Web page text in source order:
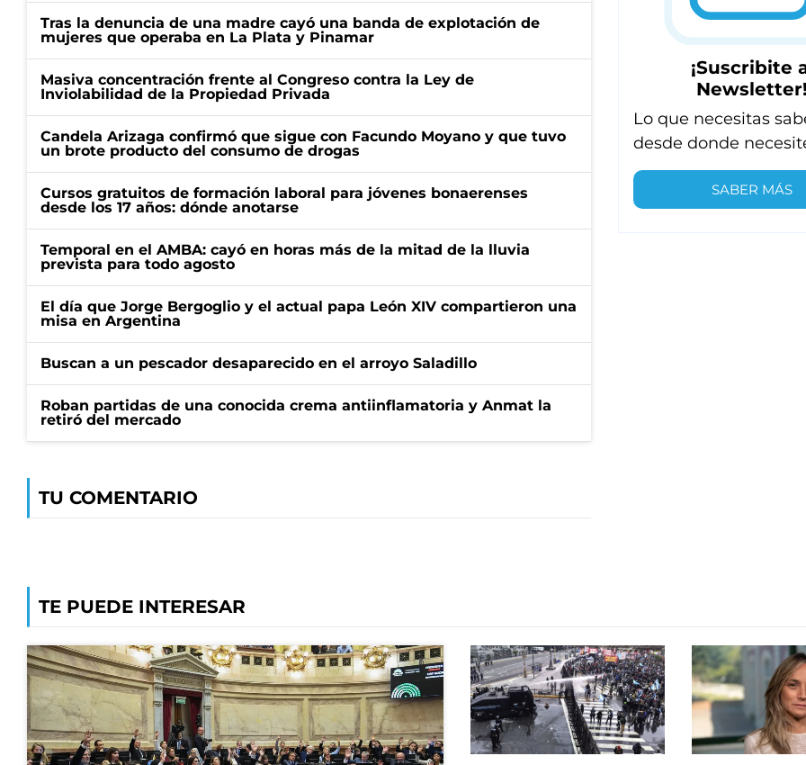
Tras la denuncia de una madre cayó una banda de explotación de
mujeres que operaba en La Plata y Pinamar
Masiva concentración frente al Congreso contra la Ley de
Inviolabilidad de la Propiedad Privada
Candela Arizaga confirmó que sigue con Facundo Moyano y que tuvo
un brote producto del consumo de drogas
Cursos gratuitos de formación laboral para jóvenes bonaerenses
desde los 17 años: dónde anotarse
Temporal en el AMBA: cayó en horas más de la mitad de la lluvia
prevista para todo agosto
El día que Jorge Bergoglio y el actual papa León XIV compartieron una
misa en Argentina
Buscan a un pescador desaparecido en el arroyo Saladillo
Roban partidas de una conocida crema antiinflamatoria y Anmat la
retiró del mercado
TU COMENTARIO
¡Suscribite
Newsletter!
Lo que necesitas
desde donde
SABER MÁS
TE PUEDE INTERESAR